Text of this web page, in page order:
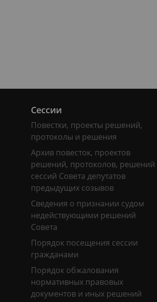
Сессии
Повестки, проекты решений,
протоколы и решения
Архив повесток, проектов
решений, протоколов, решений
сессий Совета депутатов
предыдущих созывов
Сведения о признании судом
недействующими решений
Совета
Порядок посещения сессии
гражданами
Порядок обжалования
нормативных правовых
документов и иных решений